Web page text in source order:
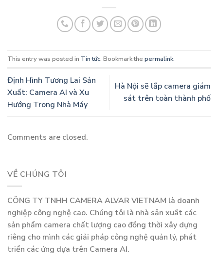
This entry was posted in Tin tức. Bookmark the permalink.
Định Hình Tương Lai Sản
Xuất: Camera AI và Xu
Hướng Trong Nhà Máy
Hà Nội sẽ lắp camera giám
sát trên toàn thành phố
Comments are closed.
VỀ CHÚNG TÔI
CÔNG TY TNHH CAMERA ALVAR VIETNAM là doanh
nghiệp công nghệ cao. Chúng tôi là nhà sản xuất các
sản phẩm camera chất lượng cao đồng thời xây dựng
riêng cho mình các giải pháp công nghệ quản lý, phát
triển các ứng dựa trên Camera AI.